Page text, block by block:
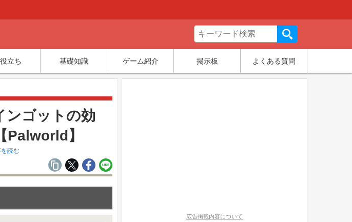
立ち 基礎知識 ゲーム紹介 掲示板 よくある質問
ンゴットの効
【Palworld】
読む
広告掲載内容について